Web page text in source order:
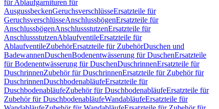
für Ablaufgarnituren für
AusgussbeckenGeruchsverschlüsseErsatzteile für
GeruchsverschlüsseAnschlussbögenErsatzteile für
AnschlussbögenAnschlussstutzenErsatzteile für
AnschlussstutzenAblaufventileErsatzteile für
AblaufventileZubehörErsatzteile für ZubehörDuschen und
BadewannenDuschenBodenentwässerung für DuschenErsatzteile
für Bodenentwässerung für DuschenDuschrinnenErsatzteile für
DuschrinnenZubehör für DuschrinnenErsatzteile für Zubehör für
DuschrinnenDuschbodenabläufeErsatzteile für
DuschbodenabläufeZubehör für DuschbodenabläufeErsatzteile für
Zubehör für DuschbodenabläufeWandabläufeErsatzteile für